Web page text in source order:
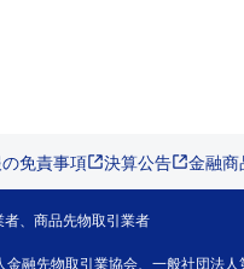
免責事項 決算公告 金融
、商品先物取引業者
融先物取引業協会、一般社団法